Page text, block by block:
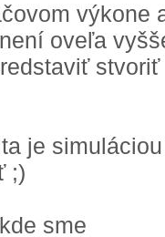
výkone
oveľa
stvoriť
je simuláciou
;)
sme